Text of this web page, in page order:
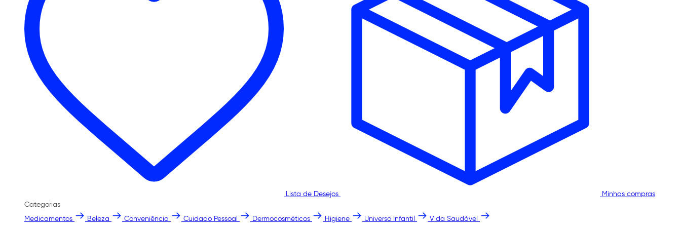
Lista de Desejos
Minhas compras
Categorias
Medicamentos
Beleza Conveniência Cuidado Pessoal Dermocosméticos Higiene Universo Infantil Vida Saudável